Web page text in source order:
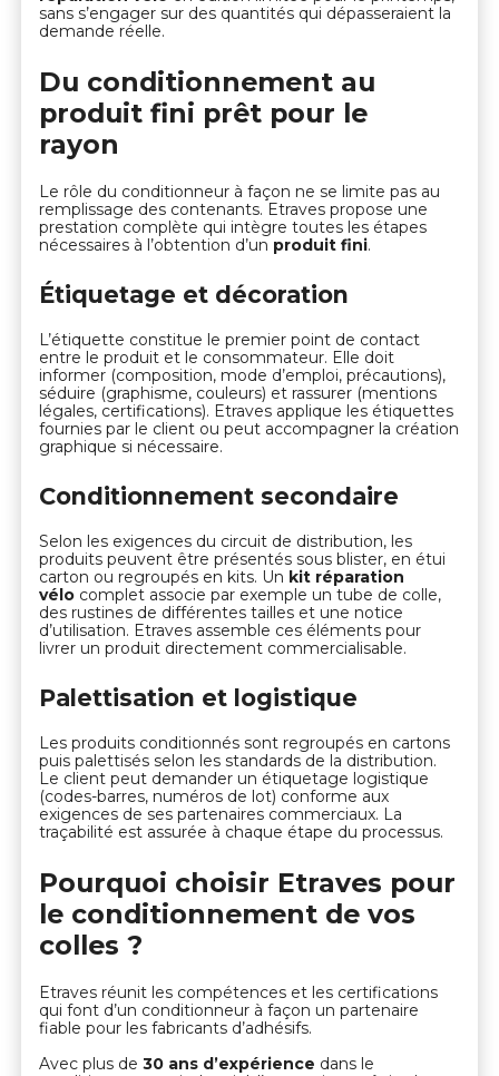
sans s’engager sur des quantités qui dépasseraient la
demande réelle.
Du conditionnement au
produit fini prêt pour le
rayon
Le rôle du conditionneur à façon ne se limite pas au
remplissage des contenants. Etraves propose une
prestation complète qui intègre toutes les étapes
nécessaires à l’obtention d’un produit fini.
Étiquetage et décoration
L’étiquette constitue le premier point de contact
entre le produit et le consommateur. Elle doit
informer (composition, mode d’emploi, précautions),
séduire (graphisme, couleurs) et rassurer (mentions
légales, certifications). Etraves applique les étiquettes
fournies par le client ou peut accompagner la création
graphique si nécessaire.
Conditionnement secondaire
Selon les exigences du circuit de distribution, les
produits peuvent être présentés sous blister, en étui
carton ou regroupés en kits. Un kit réparation
vélo complet associe par exemple un tube de colle,
des rustines de différentes tailles et une notice
d’utilisation. Etraves assemble ces éléments pour
livrer un produit directement commercialisable.
Palettisation et logistique
Les produits conditionnés sont regroupés en cartons
puis palettisés selon les standards de la distribution.
Le client peut demander un étiquetage logistique
(codes-barres, numéros de lot) conforme aux
exigences de ses partenaires commerciaux. La
traçabilité est assurée à chaque étape du processus.
Pourquoi choisir Etraves pour
le conditionnement de vos
colles ?
Etraves réunit les compétences et les certifications
qui font d’un conditionneur à façon un partenaire
fiable pour les fabricants d’adhésifs.
Avec plus de30 ans d’expérience dans le